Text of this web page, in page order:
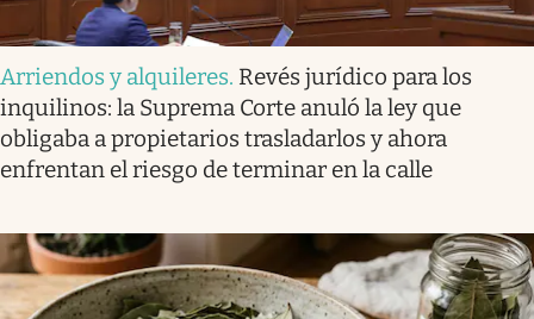
Arriendos y alquileres. Revés jurídico para los
inquilinos: la Suprema Corte anuló la ley que
obligaba a propietarios trasladarlos y ahora
enfrentan el riesgo de terminar en la calle